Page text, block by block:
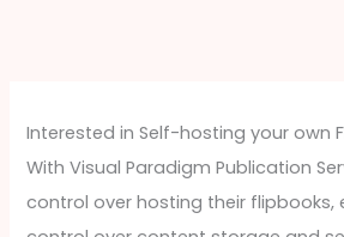
Interested in Self-hosting your own
With Visual Paradigm Publication
control over hosting their flipbooks,